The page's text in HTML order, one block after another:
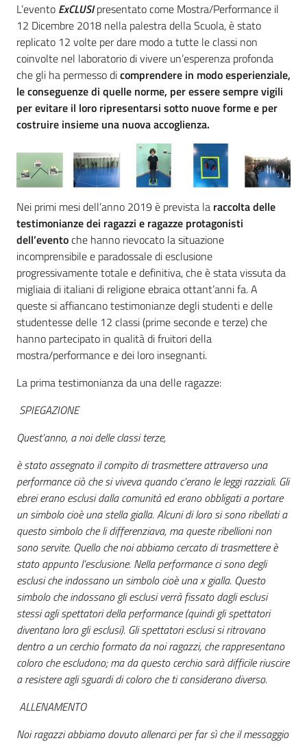
L’evento ExCLUSIpresentato come Mostra/Performance il
12 Dicembre 2018 nella palestra della Scuola, è stato
replicato 12 volte per dare modo a tutte le classi non
coinvolte nel laboratorio di vivere un’esperenza profonda
che gli ha permesso dicomprendere in modo esperienziale,
le conseguenze di quelle norme, per essere sempre vigili
per evitare il loro ripresentarsi sotto nuove forme e per
costruire insieme una nuova accoglienza.
Nei primi mesi dell’anno 2019 è prevista la raccolta delle
testimonianze dei ragazzi e ragazze protagonisti
dell’eventoche hanno rievocato la situazione
incomprensibile e paradossale di esclusione
progressivamente totale e definitiva, che è stata vissuta da
migliaia di italiani di religione ebraica ottant’anni fa. A
queste si affiancano testimonianze degli studenti e delle
studentesse delle 12 classi (prime seconde e terze) che
hanno partecipato in qualità di fruitori della
mostra/performance e dei loro insegnanti.
La prima testimonianza da una delle ragazze:
SPIEGAZIONE
Quest’anno, a noi delle classi terze,
è stato assegnato il compito di trasmettere attraverso una
performance ciò che si viveva quando c’erano le leggi razziali. Gli
ebrei erano esclusi dalla comunità ed erano obbligati a portare
un simbolo cioè una stella gialla. Alcuni di loro si sono ribellati a
questo simbolo che li differenziava, ma queste ribellioni non
sono servite. Quello che noi abbiamo cercato di trasmettere è
stato appunto l’esclusione. Nella performance ci sono degli
esclusi che indossano un simbolo cioè una x gialla. Questo
simbolo che indossano gli esclusi verrà fissato dagli esclusi
stessi agli spettatori della performance (quindi gli spettatori
diventano loro gli esclusi). Gli spettatori esclusi si ritrovano
dentro a un cerchio formato da noi ragazzi, che rappresentano
coloro che escludono; ma da questo cerchio sarà difficile riuscire
a resistere agli sguardi di coloro che ti considerano diverso.
ALLENAMENTO
Noi ragazzi abbiamo dovuto allenarci per far sì che il messaggio